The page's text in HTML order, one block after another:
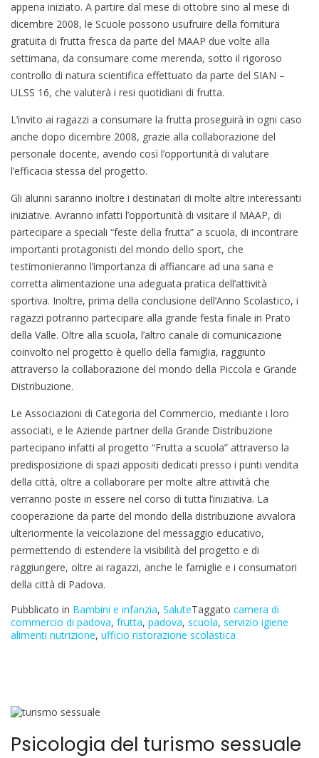
appena iniziato. A partire dal mese di ottobre sino al mese di
dicembre 2008, le Scuole possono usufruire della fornitura
gratuita di frutta fresca da parte del MAAP due volte alla
settimana, da consumare come merenda, sotto il rigoroso
controllo di natura scientifica effettuato da parte del SIAN –
ULSS 16, che valuterà i resi quotidiani di frutta.
L’invito ai ragazzi a consumare la frutta proseguirà in ogni caso
anche dopo dicembre 2008, grazie alla collaborazione del
personale docente, avendo così l’opportunità di valutare
l’efficacia stessa del progetto.
Gli alunni saranno inoltre i destinatari di molte altre interessanti
iniziative. Avranno infatti l’opportunità di visitare il MAAP, di
partecipare a speciali “feste della frutta” a scuola, di incontrare
importanti protagonisti del mondo dello sport, che
testimonieranno l’importanza di affiancare ad una sana e
corretta alimentazione una adeguata pratica dell’attività
sportiva. Inoltre, prima della conclusione dell’Anno Scolastico, i
ragazzi potranno partecipare alla grande festa finale in Prato
della Valle. Oltre alla scuola, l’altro canale di comunicazione
coinvolto nel progetto è quello della famiglia, raggiunto
attraverso la collaborazione del mondo della Piccola e Grande
Distribuzione.
Le Associazioni di Categoria del Commercio, mediante i loro
associati, e le Aziende partner della Grande Distribuzione
partecipano infatti al progetto “Frutta a scuola” attraverso la
predisposizione di spazi appositi dedicati presso i punti vendita
della città, oltre a collaborare per molte altre attività che
verranno poste in essere nel corso di tutta l’iniziativa. La
cooperazione da parte del mondo della distribuzione avvalora
ulteriormente la veicolazione del messaggio educativo,
permettendo di estendere la visibilità del progetto e di
raggiungere, oltre ai ragazzi, anche le famiglie e i consumatori
della città di Padova.
Pubblicato in Bambini e infanzia, SaluteTaggato camera di
commercio di padova, frutta, padova, scuola, servizio igiene
alimenti nutrizione, ufficio ristorazione scolastica
Psicologia del turismo sessuale